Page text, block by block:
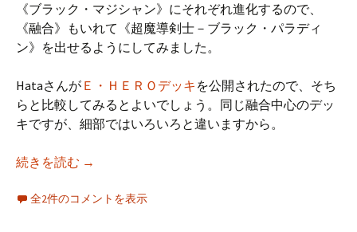
《ブラック・マジシャン》にそれぞれ進化するので、
《融合》もいれて《超魔導剣士－ブラック・パラディ
ン》を出せるようにしてみました。
Hataさんが Ｅ・ＨＥＲＯデッキ を公開されたので、そち
らと比較してみるとよいでしょう。同じ融合中心のデッ
キですが、細部ではいろいろと違いますから。
続きを読む モノクロ
→
全2件のコメントを表示